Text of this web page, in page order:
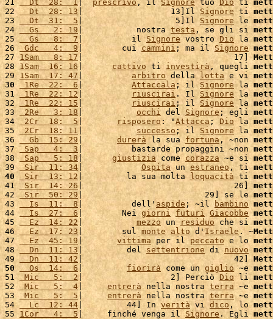
21
  Dt  28:  1
| prescrivo , il Signore tuo Dio ti
22
  Dt  28: 13
|                  13]Il Signore ti
23
  Dt  31:  5
|                   5]Il Signore le
24
  Gs   2: 19
|           nostra testa , se gli si
25
  Gs   8:  7
|          il Signore vostro Dio la
26 Gdc   4:  9 |        cui cammini ; ma il Signore
27 1Sam   8: 17 |                               17]
28 1Sam  16: 16 | cattivo ti investirà , quegli
29 1Sam  17: 47 | arbitro della lotta e vi
30
1Re  22:  6| Attaccala; il Signore la
31 1Re  22: 12 | riuscirai . Il Signore la
32 1Re  22: 15 | riuscirai ; il Signore la
33 2Re   3: 18 | occhi del Signore ; egli
34 2Cr  18:  5| risposero: "Attacca; Dio la
35 2Cr  18: 11| successo ; il Signore la
36
  Gb  15: 29
| durerà la sua fortuna , ~non
37 Sap   4:  3 |          bastarde propaggini ~non
38
Sap   5: 18| giustizia come corazza ~e si
39 Sir  11: 34 | Ospita un estraneo, ti
40
Sir  13: 12 |         la sua molta loquacità ti
41 Sir  14: 26|                               26]
42 Sir  50: 29 |                         29] se le
43
  Is  11:  8
|          dell'aspide ; ~il bambino
44
  Is  27:  6
|        Nei giorni futuri Giacobbe
45
  Ez  14: 22
| mezzo un residuo che si
46
  Ez  17: 23
|        sul monte alto d'Israele . ~
47
  Ez  45: 19
| vittima per il peccato e lo
48
  Dn  11: 13
|         del settentrione di nuovo
49
  Dn  11: 42
|                               42]
50
  Os  14:  6
| fiorirà come un giglio ~e
51 Mic   5:  2 |                  2] Perciò Dio li
52 Mic   5:  4| entrerà nella nostra terra ~e
53 Mic   5:  5 | entrerà nella nostra terra ~e
54
  Lc  12: 44
|         44] In verità vi dico , lo
55 1Cor   4:  5|     finché venga il Signore . Egli